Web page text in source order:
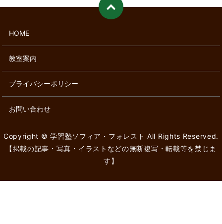
HOME
教室案内
プライバシーポリシー
お問い合わせ
Copyright © 学習塾ソフィア・フォレスト All Rights Reserved.
【掲載の記事・写真・イラストなどの無断複写・転載等を禁じま
す】